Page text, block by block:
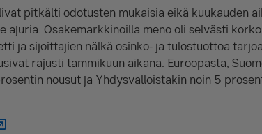
pitkälti odotusten mukaisia eikä kuukauden
ajuria. Osakemarkkinoilla meno oli selvästi
ja sijoittajien nälkä osinko- ja tulostuottoa
rajusti tammikuun aikana. Euroopasta,
nousut ja Yhdysvalloistakin noin 5